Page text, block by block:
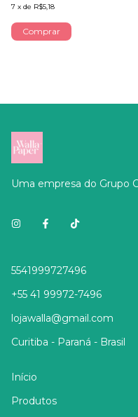
7 x de R$5,18
Uma empresa do Grupo
5541999727496
+55 41 99972-7496
lojawalla@gmail.com
Curitiba - Paraná - Brasil
Início
Produtos